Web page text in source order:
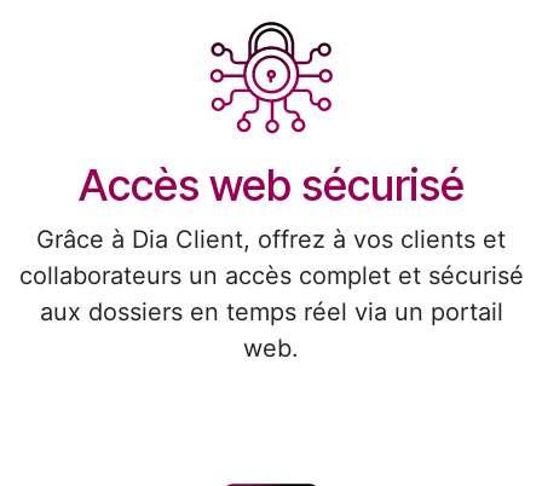
Accès web sécurisé
Grâce à Dia Client, offrez à vos clients et
collaborateurs un accès complet et sécurisé
aux dossiers en temps réel via un portail
web.